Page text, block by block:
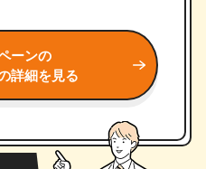
ーンの
詳細を見る